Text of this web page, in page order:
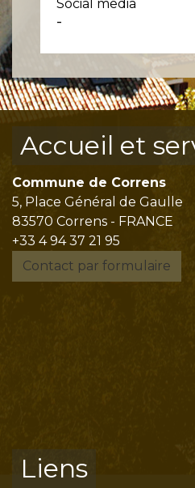
Social media
-
Accueil et
Commune de Correns
5, Place Général de Gaulle
83570 Correns - FRANCE
+33 4 94 37 21 95
Contact par formulaire
Liens